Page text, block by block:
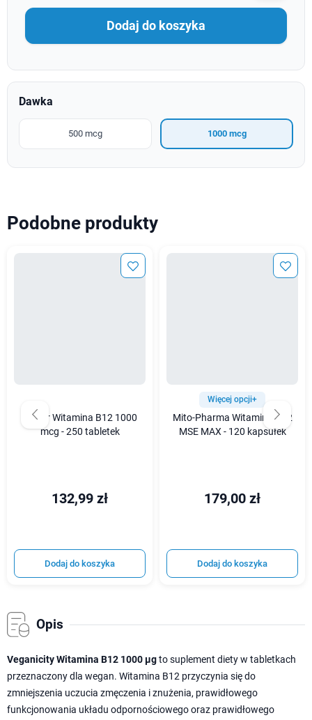
Dodaj do koszyka
Dawka
500 mcg 1000 mcg
Podobne produkty
Solgar Witamina B12 1000
mcg - 250 tabletek
132,99 zł
Dodaj do koszyka
Więcej opcji+
Mito-Pharma Witamina B12
MSE MAX - 120 kapsułek
179,00 zł
Dodaj do koszyka
Opis
Veganicity Witamina B12 1000 µgto suplement diety w tabletkach
przeznaczony dla wegan. Witamina B12 przyczynia się do
zmniejszenia uczucia zmęczenia i znużenia, prawidłowego
funkcjonowania układu odpornościowego oraz prawidłowego